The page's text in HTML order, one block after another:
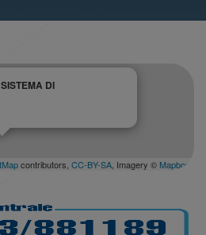
DI
contributors, CC-BY-SA , Imagery © Mapbox